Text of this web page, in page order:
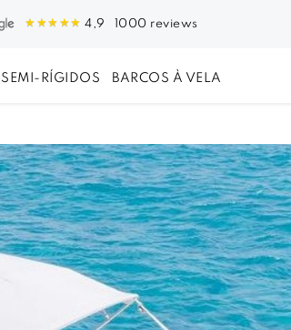
4,9 1000 reviews
SEMI-RÍGIDOS BARCOS À VELA